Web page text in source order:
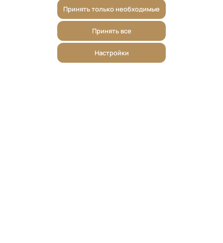
Принять только необходимые
Принять все
Настройки